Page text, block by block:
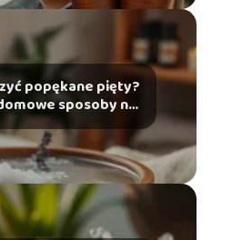
popękane pięty?
sposoby na
ulgę